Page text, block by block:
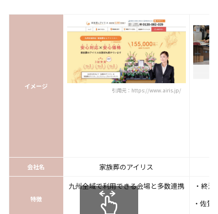
イメージ 引用元：https://www.airis.jp/
会社名 家族葬のアイリス
特徴
九州全域で利用できる会場と多数連携
・終
・佐賀